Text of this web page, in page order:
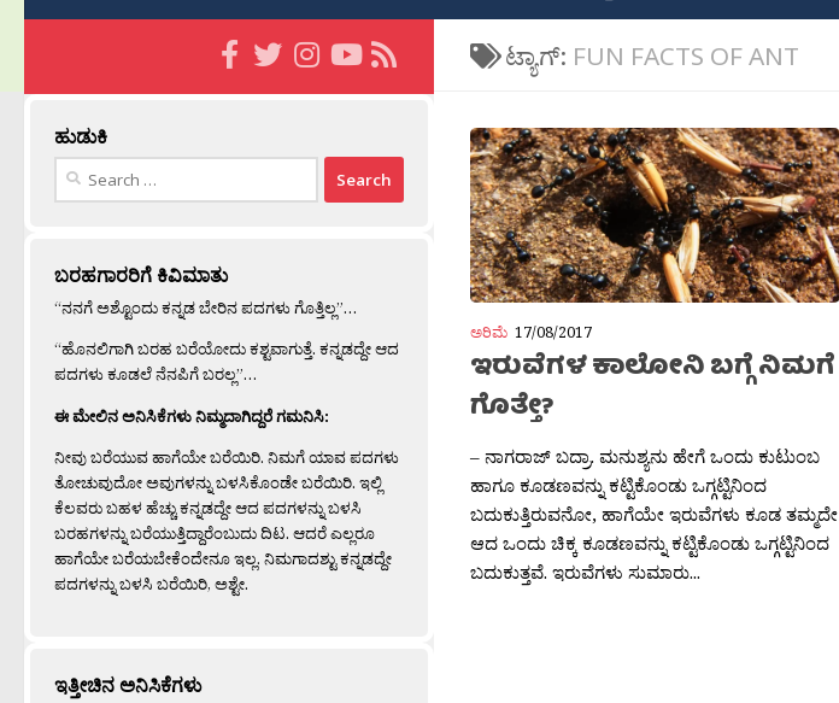
ಟ್ಯಾಗ್: FUN FACTS OF ANT
ಅರಿಮೆ 17/08/2017
ಇರುವೆಗಳ ಕಾಲೋನಿ ಬಗ್ಗೆ ನಿಮಗೆ
ಗೊತ್ತೇ?
– ನಾಗರಾಜ್ ಬದ್ರಾ. ಮನುಶ್ಯನು ಹೇಗೆ ಒಂದು ಕುಟುಂಬ
ಹಾಗೂ ಕೂಡಣವನ್ನು ಕಟ್ಟಿಕೊಂಡು ಒಗ್ಗಟ್ಟಿನಿಂದ
ಬದುಕುತ್ತಿರುವನೋ, ಹಾಗೆಯೇ ಇರುವೆಗಳು ಕೂಡ ತಮ್ಮದೇ
ಆದ ಒಂದು ಚಿಕ್ಕ ಕೂಡಣವನ್ನು ಕಟ್ಟಿಕೊಂಡು ಒಗ್ಗಟ್ಟಿನಿಂದ
ಬದುಕುತ್ತವೆ. ಇರುವೆಗಳು ಸುಮಾರು...
ಹುಡುಕಿ
Search
ಬರಹಗಾರರಿಗೆ ಕಿವಿಮಾತು
“ನನಗೆ ಅಶ್ಟೊಂದು ಕನ್ನಡ ಬೇರಿನ ಪದಗಳು ಗೊತ್ತಿಲ್ಲ”…
“ಹೊನಲಿಗಾಗಿ ಬರಹ ಬರೆಯೋದು ಕಶ್ಟವಾಗುತ್ತೆ. ಕನ್ನಡದ್ದೇ ಆದ
ಪದಗಳು ಕೂಡಲೆ ನೆನಪಿಗೆ ಬರಲ್ಲ”…
ಈ ಮೇಲಿನ ಅನಿಸಿಕೆಗಳು ನಿಮ್ಮದಾಗಿದ್ದರೆ ಗಮನಿಸಿ:
ನೀವು ಬರೆಯುವ ಹಾಗೆಯೇ ಬರೆಯಿರಿ. ನಿಮಗೆ ಯಾವ ಪದಗಳು
ತೋಚುವುದೋ ಅವುಗಳನ್ನು ಬಳಸಿಕೊಂಡೇ ಬರೆಯಿರಿ. ಇಲ್ಲಿ
ಕೆಲವರು ಬಹಳ ಹೆಚ್ಚು ಕನ್ನಡದ್ದೇ ಆದ ಪದಗಳನ್ನು ಬಳಸಿ
ಬರಹಗಳನ್ನು ಬರೆಯುತ್ತಿದ್ದಾರೆಂಬುದು ದಿಟ. ಆದರೆ ಎಲ್ಲರೂ
ಹಾಗೆಯೇ ಬರೆಯಬೇಕೆಂದೇನೂ ಇಲ್ಲ. ನಿಮಗಾದಶ್ಟು ಕನ್ನಡದ್ದೇ
ಪದಗಳನ್ನು ಬಳಸಿ ಬರೆಯಿರಿ, ಅಶ್ಟೇ.
ಇತ್ತೀಚಿನ ಅನಿಸಿಕೆಗಳು